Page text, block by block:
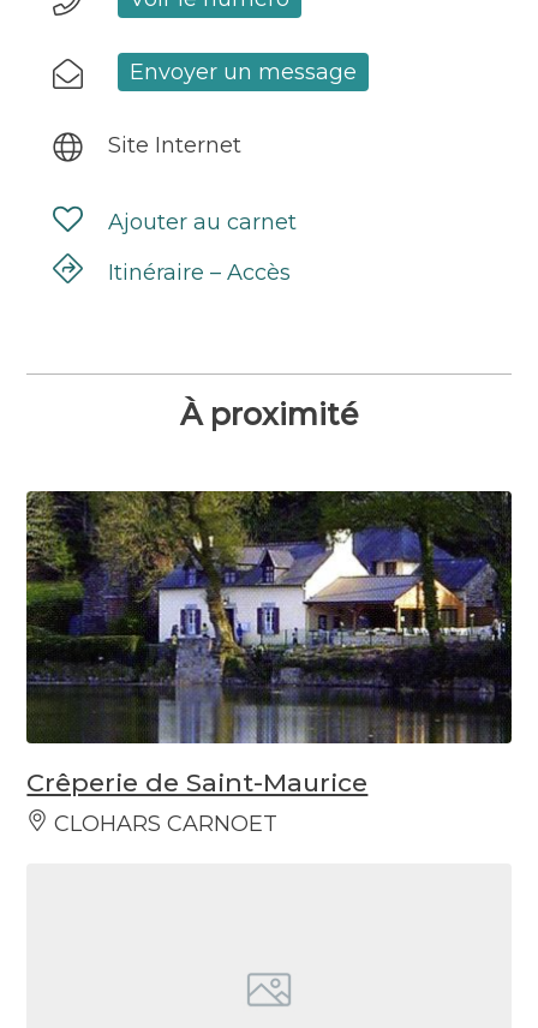
Envoyer un message
Site Internet
Ajouter au carnet
Itinéraire – Accès
À proximité
Crêperie de Saint-Maurice
CLOHARS CARNOET